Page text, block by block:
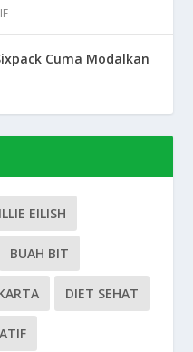
Cuma Modalkan
EILISH
BUAH BIT
DIET SEHAT